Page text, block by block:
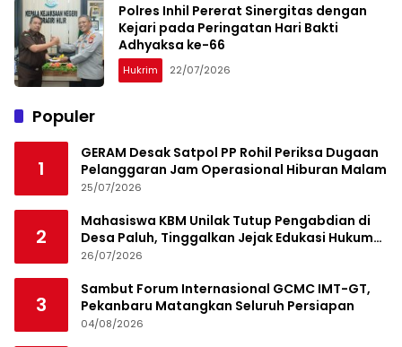
Polres Inhil Pererat Sinergitas dengan
Kejari pada Peringatan Hari Bakti
Adhyaksa ke-66
Hukrim 22/07/2026
Populer
1
GERAM Desak Satpol PP Rohil Periksa Dugaan
Pelanggaran Jam Operasional Hiburan Malam
25/07/2026
2
Mahasiswa KBM Unilak Tutup Pengabdian di
Desa Paluh, Tinggalkan Jejak Edukasi Hukum
dan Aksi Sosial
26/07/2026
3
Sambut Forum Internasional GCMC IMT-GT,
Pekanbaru Matangkan Seluruh Persiapan
04/08/2026